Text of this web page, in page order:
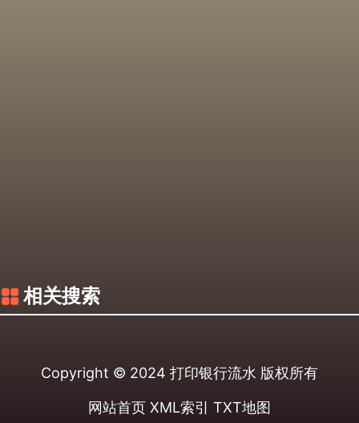
相关搜索
Copyright © 2024 打印银行流水 版权所有
网站首页 XML索引 TXT地图